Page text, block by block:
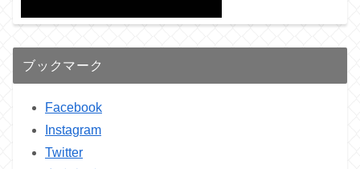
ブックマーク
Facebook
Instagram
Twitter